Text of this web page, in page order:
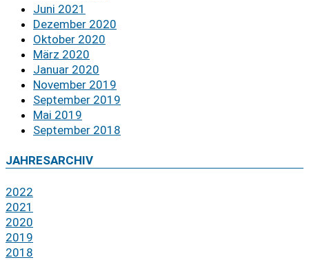
Juni 2021
Dezember 2020
Oktober 2020
März 2020
Januar 2020
November 2019
September 2019
Mai 2019
September 2018
JAHRESARCHIV
2022
2021
2020
2019
2018